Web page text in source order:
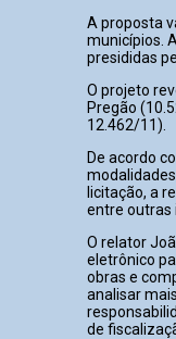
A proposta
municípios.
presididas
O projeto
Pregão
12.462/11).
De acordo
licitação, a
entre outras
O relator
eletrônico
obras e
analisar
de